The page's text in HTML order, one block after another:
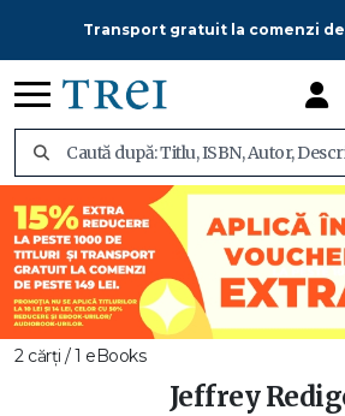
Transport gratuit la comenzi de
2 cărți / 1 eBooks
Jeffrey